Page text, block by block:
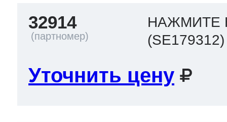
32914
НАЖМИТЕ
(SE179312)
Уточнить цену